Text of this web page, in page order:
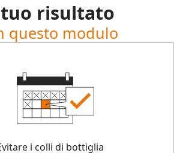
risultato
questo modulo
i colli di bottiglia